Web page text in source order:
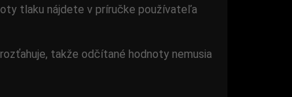
tlaku nájdete v príručke používateľa
takže odčítané hodnoty nemusia